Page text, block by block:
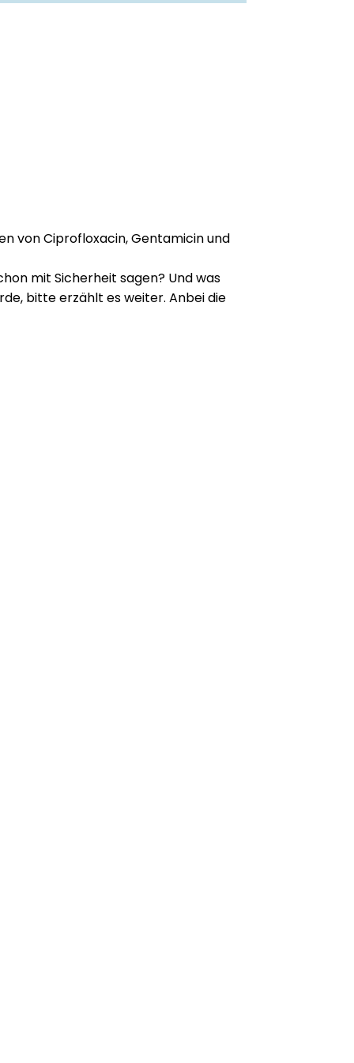
von Ciprofloxacin, Gentamicin und
mit Sicherheit sagen? Und was
bitte erzählt es weiter. Anbei die